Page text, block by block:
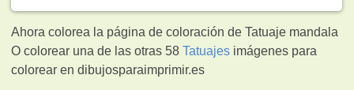
Ahora colorea la página de coloración de Tatuaje mandala
O colorear una de las otras 58Tatuajes imágenes para
colorear en dibujosparaimprimir.es